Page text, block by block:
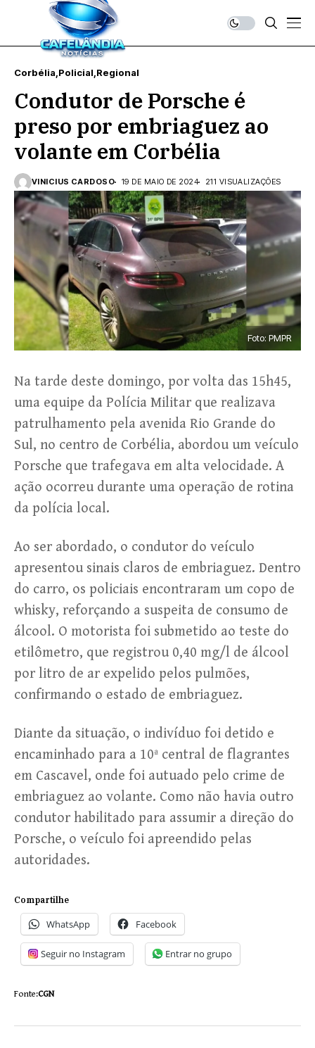
Corbélia Policial Regional
Condutor de Porsche é
preso por embriaguez ao
volante em Corbélia
VINICIUS CARDOSO 19 DE MAIO DE 2024 211 VISUALIZAÇÕES
Foto: PMPR
Na tarde deste domingo, por volta das 15h45,
uma equipe da Polícia Militar que realizava
patrulhamento pela avenida Rio Grande do
Sul, no centro de Corbélia, abordou um veículo
Porsche que trafegava em alta velocidade. A
ação ocorreu durante uma operação de rotina
da polícia local.
Ao ser abordado, o condutor do veículo
apresentou sinais claros de embriaguez. Dentro
do carro, os policiais encontraram um copo de
whisky, reforçando a suspeita de consumo de
álcool. O motorista foi submetido ao teste do
etilômetro, que registrou 0,40 mg/l de álcool
por litro de ar expelido pelos pulmões,
confirmando o estado de embriaguez.
Diante da situação, o indivíduo foi detido e
encaminhado para a 10ª central de flagrantes
em Cascavel, onde foi autuado pelo crime de
embriaguez ao volante. Como não havia outro
condutor habilitado para assumir a direção do
Porsche, o veículo foi apreendido pelas
autoridades.
Compartilhe
WhatsApp Facebook
Seguir no Instagram Entrar no grupo
Fonte:CGN